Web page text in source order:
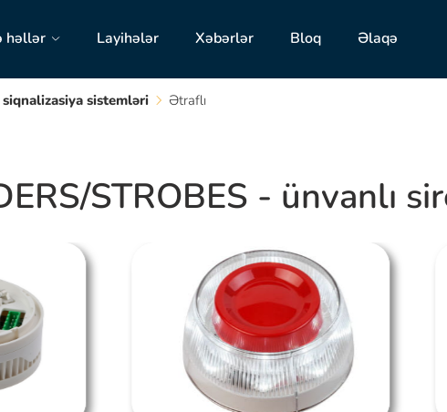
həllər Layihələr Xəbərlər Bloq Əlaqə
siqnalizasiya sistemləri Ətraflı
STROBES - ünvanlı